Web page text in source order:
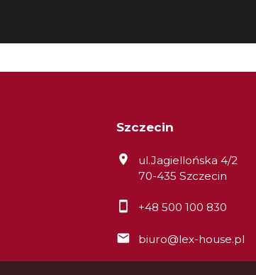
Szczecin
ul.Jagiellońska 4/2
70-435 Szczecin
+48 500 100 830
biuro@lex-house.pl